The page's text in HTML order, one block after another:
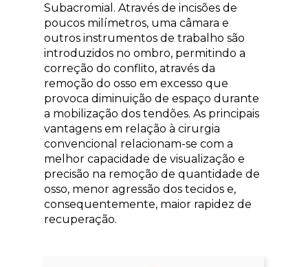
Subacromial. Através de incisões de
poucos milímetros, uma câmara e
outros instrumentos de trabalho são
introduzidos no ombro, permitindo a
correção do conflito, através da
remoção do osso em excesso que
provoca diminuição de espaço durante
a mobilização dos tendões. As principais
vantagens em relação à cirurgia
convencional relacionam-se com a
melhor capacidade de visualização e
precisão na remoção de quantidade de
osso, menor agressão dos tecidos e,
consequentemente, maior rapidez de
recuperação.